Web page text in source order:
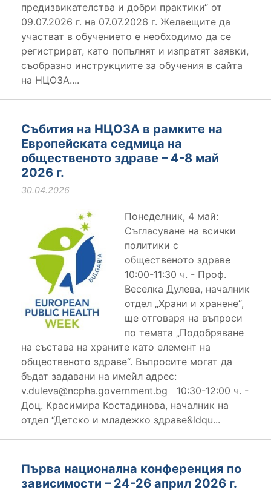
предизвикателства и добри практики“ от
09.07.2026 г. на 07.07.2026 г. Желаещите да
участват в обучението е необходимо да се
регистрират, като попълнят и изпратят заявки,
съобразно инструкциите за обучения в сайта
на НЦОЗА....
Събития на НЦОЗА в рамките на
Eвропейската седмица на
общественото здраве – 4-8 май
2026 г.
30.04.2026
Понеделник, 4 май:
Съгласуване на всички
политики с
общественото здраве
10:00-11:30 ч. - Проф.
Веселка Дулева, началник
отдел „Храни и хранене“,
ще отговаря на въпроси
по темата „Подобряване
на състава на храните като елемент на
общественото здраве“. Въпросите могат да
бъдат задавани на имейл адрес:
v.duleva@ncpha.government.bg 10:30-12:00 ч. -
Доц. Красимира Костадинова, началник на
отдел “Детско и младежко здраве&ldqu...
Първа национална конференция по
зависимости – 24-26 април 2026 г.